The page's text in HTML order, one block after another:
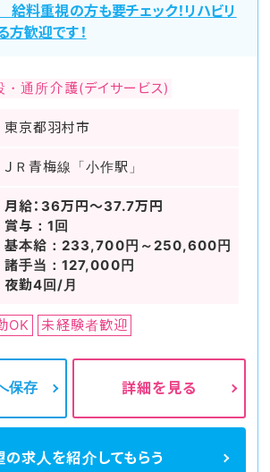
給料重視の方も要チェック！リハビリ
歓迎です！
・通所介護(デイサービス)
東京都羽村市
ＪＲ青梅線「小作駅」
月給：36万円～37.7万円
賞与：1回
基本給：233,700円～250,600円
諸手当：127,000円
夜勤4回/月
OK 未経験者歓迎
保存 詳細を見る
の求人を紹介してもらう